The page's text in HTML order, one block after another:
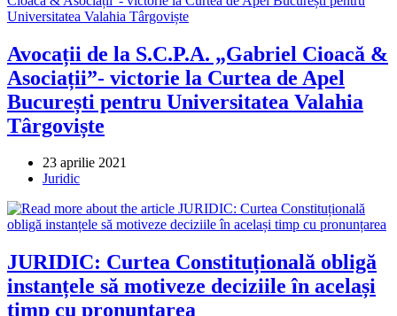
Avocații de la S.C.P.A. „Gabriel Cioacă &
Asociații”- victorie la Curtea de Apel
București pentru Universitatea Valahia
Târgoviște
Post
published:
23 aprilie 2021
Post
Juridic
JURIDIC: Curtea Constituțională obligă
instanțele să motiveze deciziile în același
timp cu pronunțarea